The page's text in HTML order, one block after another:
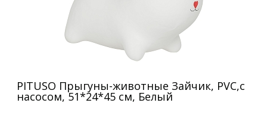
PITUSO Прыгуны-животные Зайчик, PVC,с
насосом, 51*24*45 см, Белый